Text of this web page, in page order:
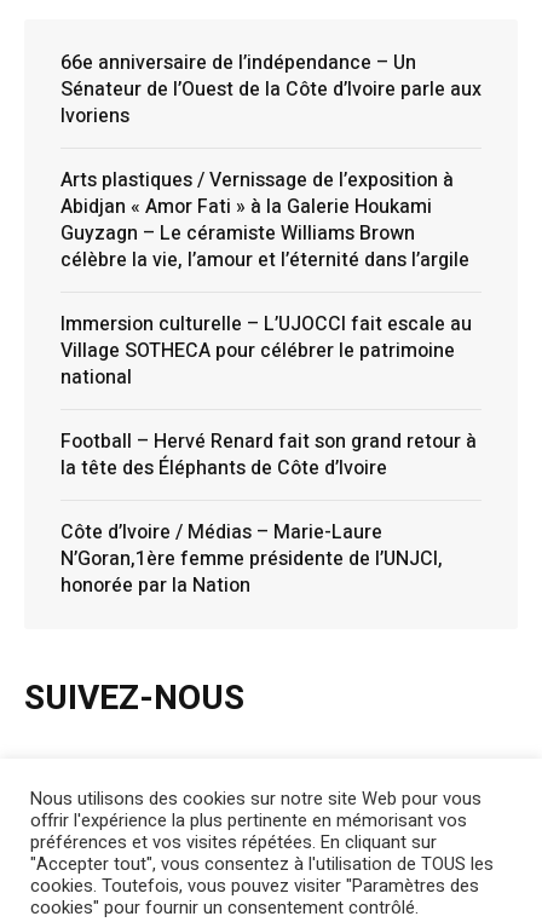
66e anniversaire de l’indépendance – Un
Sénateur de l’Ouest de la Côte d’Ivoire parle aux
Ivoriens
Arts plastiques / Vernissage de l’exposition à
Abidjan « Amor Fati » à la Galerie Houkami
Guyzagn – Le céramiste Williams Brown
célèbre la vie, l’amour et l’éternité dans l’argile
Immersion culturelle – L’UJOCCI fait escale au
Village SOTHECA pour célébrer le patrimoine
national
Football – Hervé Renard fait son grand retour à
la tête des Éléphants de Côte d’Ivoire
Côte d’Ivoire / Médias – Marie-Laure
N’Goran,1ère femme présidente de l’UNJCI,
honorée par la Nation
SUIVEZ-NOUS
Facebook Instagram Twitter YouTube
Nous utilisons des cookies sur notre site Web pour vous
offrir l'expérience la plus pertinente en mémorisant vos
préférences et vos visites répétées. En cliquant sur
"Accepter tout", vous consentez à l'utilisation de TOUS les
cookies. Toutefois, vous pouvez visiter "Paramètres des
cookies" pour fournir un consentement contrôlé.